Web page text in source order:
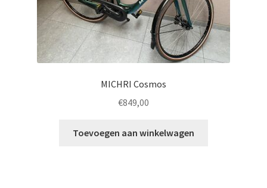
MICHRI Cosmos
€849,00
Toevoegen aan winkelwagen